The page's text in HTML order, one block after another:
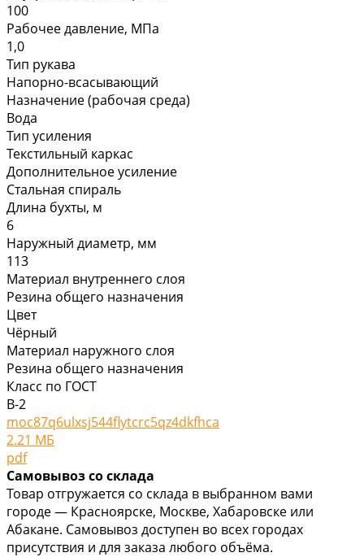
100
Рабочее давление, МПа
1,0
Тип рукава
Напорно-всасывающий
Назначение (рабочая среда)
Вода
Тип усиления
Текстильный каркас
Дополнительное усиление
Стальная спираль
Длина бухты, м
6
Наружный диаметр, мм
113
Материал внутреннего слоя
Резина общего назначения
Цвет
Чёрный
Материал наружного слоя
Резина общего назначения
Класс по ГОСТ
В-2
moc87q6ulxsj544flytcrc5qz4dkfhca
2.21 МБ
pdf
Самовывоз со склада
Товар отгружается со склада в выбранном вами
городе — Красноярске, Москве, Хабаровске или
Абакане. Самовывоз доступен во всех городах
присутствия и для заказа любого объёма.